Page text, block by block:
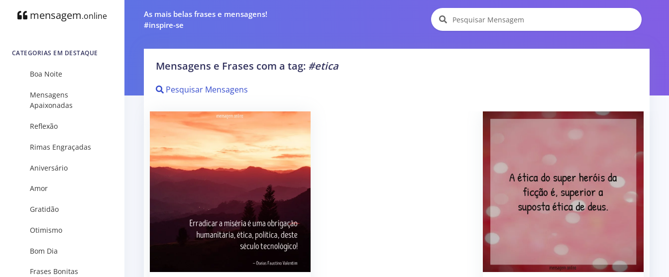
mensagem.online
CATEGORIAS EM DESTAQUE
Boa Noite
Mensagens
Apaixonadas
Reflexão
Rimas Engraçadas
Aniversário
Amor
Gratidão
Otimismo
Bom Dia
Frases Bonitas
As mais belas frases e mensagens!
#inspire-se
Mensagens e Frases com a tag: #etica
Pesquisar Mensagens